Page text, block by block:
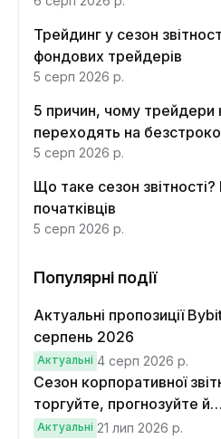
Трейдинг у сезон
фондових трейдерів
5 серп 2026 р.
5 причин, чому трейдери
переходять на
5 серп 2026 р.
Що таке сезон звітності?
початківців
5 серп 2026 р.
Популярні події
Актуальні пропозиції
серпень 2026
Актуальні 4 серп 2026 р.
Сезон корпоративної
торгуйте, прогнозуйте й
вигравайте Cybertruck
Актуальні 21 лип 2026 р.